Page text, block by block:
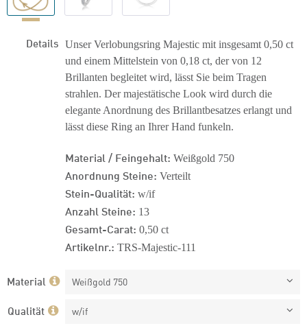
Details Unser Verlobungsring Majestic mit insgesamt 0,50 ct
und einem Mittelstein von 0,18 ct, der von 12
Brillanten begleitet wird, lässt Sie beim Tragen
strahlen. Der majestätische Look wird durch die
elegante Anordnung des Brillantbesatzes erlangt und
lässt diese Ring an Ihrer Hand funkeln.
Material / Feingehalt: Weißgold 750
Anordnung Steine: Verteilt
Stein-Qualität: w/if
Anzahl Steine: 13
Gesamt-Carat: 0,50 ct
Artikelnr.: TRS-Majestic-111
Material Weißgold 750
Qualität w/if